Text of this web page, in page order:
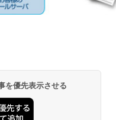
を優先表示させる